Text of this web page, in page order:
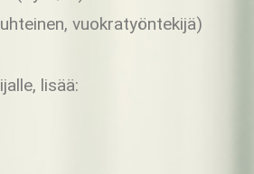
vuokratyöntekijä)
lisää: